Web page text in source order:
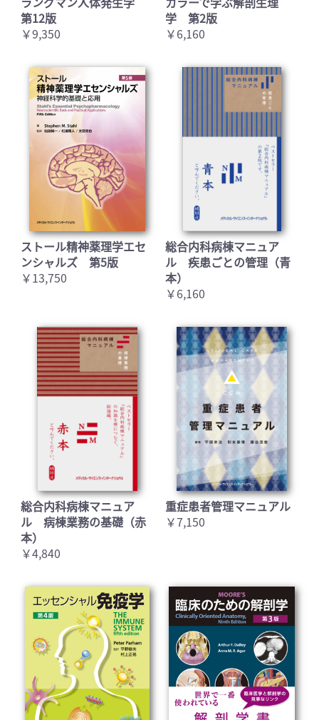
第12版
￥9,350
学 第2版
￥6,160
ストール精神薬理学エセ
ンシャルズ 第5版
￥13,750
総合内科病棟マニュア
ル 疾患ごとの管理（青
本）
￥6,160
総合内科病棟マニュア
ル 病棟業務の基礎（赤
本）
￥4,840
重症患者管理マニュアル
￥7,150